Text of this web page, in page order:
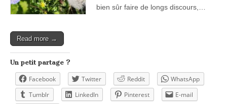
bien sûr faire de longs discours,…
Read more →
Un petit partage ?
Facebook Twitter Reddit
WhatsApp
Tumblr
LinkedIn Pinterest
E-mail